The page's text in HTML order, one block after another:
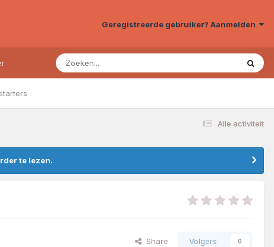
Geregistreerde gebruiker? Aanmelden
Alle activiteit
te lezen.
Share Volgers 0